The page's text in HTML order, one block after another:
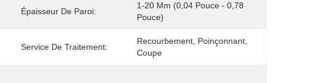
Épaisseur De Paroi:
1-20 Mm (0,04 Pouce - 0,78
Pouce)
Service De Traitement:
Recourbement, Poinçonnant,
Coupe